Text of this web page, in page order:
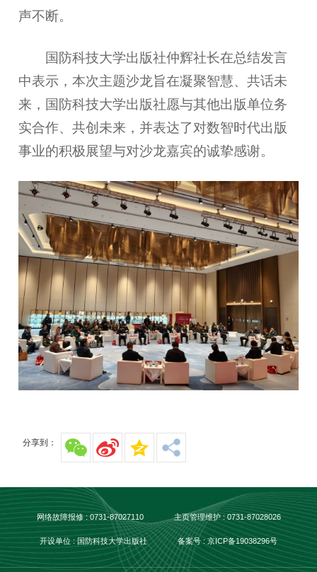
声不断。
国防科技大学出版社仲辉社长在总结发言
中表示，本次主题沙龙旨在凝聚智慧、共话未
来，国防科技大学出版社愿与其他出版单位务
实合作、共创未来，并表达了对数智时代出版
事业的积极展望与对沙龙嘉宾的诚挚感谢。
分享到：
网络故障报修 : 0731-87027110 主页管理维护 : 0731-87028026
开设单位 : 国防科技大学出版社 备案号 : 京ICP备19038296号